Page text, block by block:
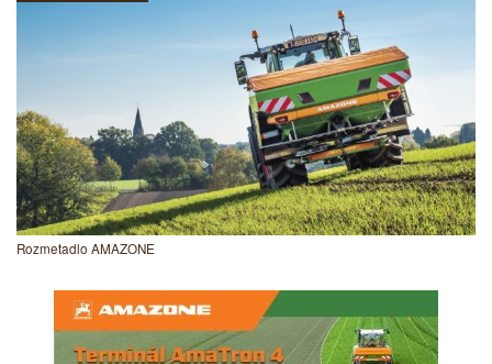
Rozmetadlo AMAZONE